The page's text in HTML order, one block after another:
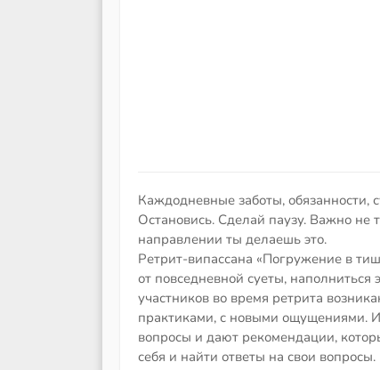
Каждодневные заботы, обязанности,
Остановись. Сделай паузу. Важно не
направлении ты делаешь это.
Ретрит-випассана «Погружение в
от повседневной суеты,
участников во время ретрита
практиками, с новыми ощущениями.
вопросы и дают рекомендации,
себя и найти ответы на свои вопросы.